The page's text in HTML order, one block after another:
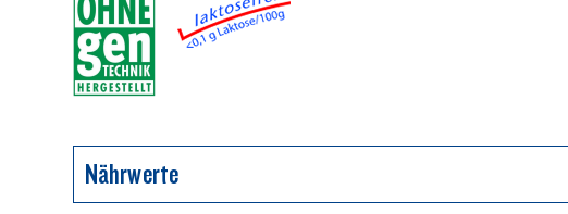
Nährwerte